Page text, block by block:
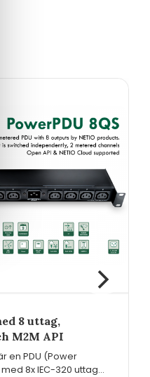
8 uttag,
M2M API
en PDU (Power
8x IEC-320 uttag